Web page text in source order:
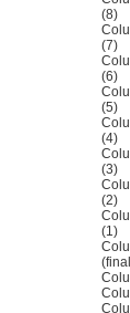
(8)
(7)
(6)
(5)
(4)
(3)
(2)
(1)